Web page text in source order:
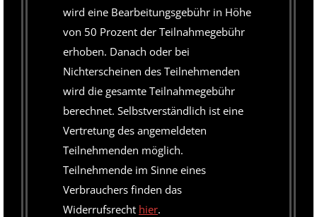
wird eine Bearbeitungsgebühr in Höhe
von 50 Prozent der Teilnahmegebühr
erhoben. Danach oder bei
Nichterscheinen des Teilnehmenden
wird die gesamte Teilnahmegebühr
berechnet. Selbstverständlich ist eine
Vertretung des angemeldeten
Teilnehmenden möglich.
Teilnehmende im Sinne eines
Verbrauchers finden das
Widerrufsrecht hier.